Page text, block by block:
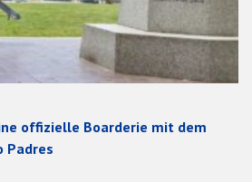
offizielle Boarderie mit dem
Padres